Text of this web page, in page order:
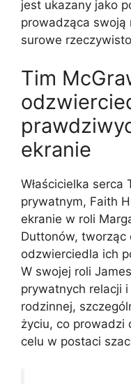
jest ukazany jako
prowadząca swoją
surowe
Tim
ekranie
Właścicielka serca
prywatnym, Faith
ekranie w roli
Duttonów, tworząc
odzwierciedla ich
W swojej roli
prywatnych relacji
rodzinnej,
życiu, co prowadzi
celu w postaci